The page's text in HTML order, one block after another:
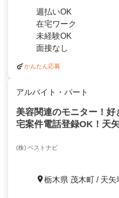
週払いOK
在宅ワーク
未経験OK
面接なし
かんたん応募
アルバイト・パート
美容関連のモニター！
宅案件電話登録OK！天
(株) ベストナビ
栃木県 茂木町 / 天矢